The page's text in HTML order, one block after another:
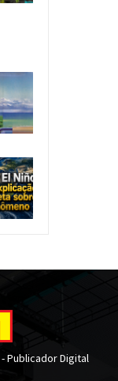
Publicador Digital